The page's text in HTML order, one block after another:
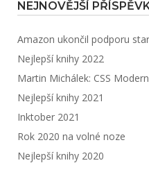
NEJNOVĚJŠÍ
Amazon ukončil podporu
Nejlepší knihy 2022
Martin Michálek: CSS
Nejlepší knihy 2021
Inktober 2021
Rok 2020 na volné noze
Nejlepší knihy 2020